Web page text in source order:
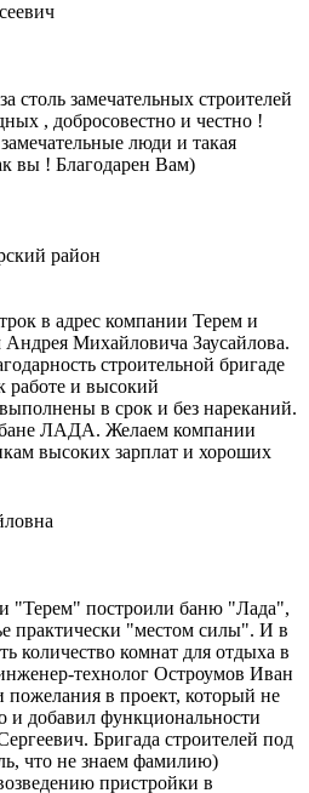
столь замечательных строителей
, добросовестно и честно !
люди и такая
вы ! Благодарен Вам)
район
в адрес компании Терем и
Михайловича Заусайлова.
строительной бригаде
работе и высокий
в срок и без нареканий.
ЛАДА. Желаем компании
высоких зарплат и хороших
"Терем" построили баню "Лада",
практически "местом силы". И в
количество комнат для отдыха в
технолог Остроумов Иван
в проект, который не
и добавил функциональности
Бригада строителей под
что не знаем фамилию)
пристройки в